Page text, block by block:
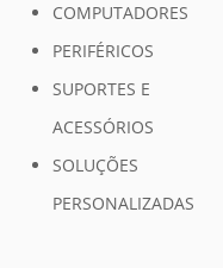
COMPUTADORES
PERIFÉRICOS
SUPORTES E
ACESSÓRIOS
SOLUÇÕES
PERSONALIZADAS